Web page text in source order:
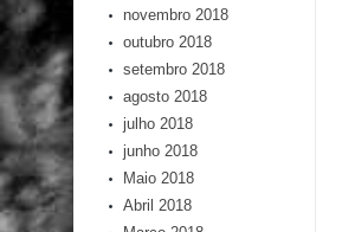
novembro 2018
outubro 2018
setembro 2018
agosto 2018
julho 2018
junho 2018
Maio 2018
Abril 2018